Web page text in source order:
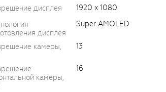
дисплея
1920 x 1080
дисплея
Super AMOLED
камеры,
13
камеры,
16